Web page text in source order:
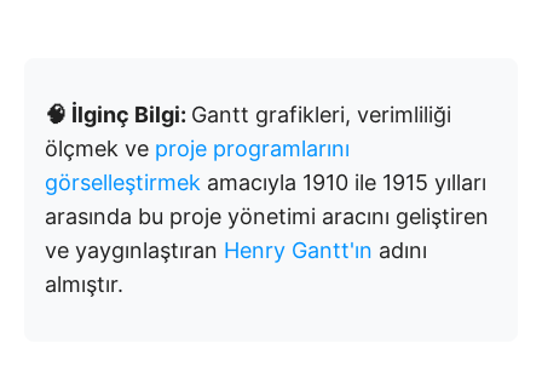
🧠 İlginç Bilgi: Gantt grafikleri, verimliliği
ölçmek ve proje programlarını
görselleştirmek amacıyla 1910 ile 1915 yılları
arasında bu proje yönetimi aracını geliştiren
ve yaygınlaştıran Henry Gantt'ın adını
almıştır.